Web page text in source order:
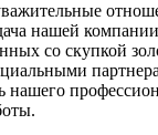
нашей
со скупкой
нашего